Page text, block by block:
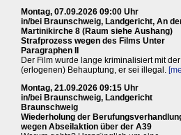
Montag, 07.09.2026 09:00 Uhr
in/bei Braunschweig, Landgericht, An
Martinikirche 8 (Raum siehe Aushang)
Strafprozess wegen des Films Unter
Paragraphen II
Der Film wurde lange kriminalisiert mit der
(erlogenen) Behauptung, er sei illegal.
Montag, 21.09.2026 09:15 Uhr
in/bei Braunschweig, Landgericht
Braunschweig
Wiederholung der
wegen Abseilaktion über der A39